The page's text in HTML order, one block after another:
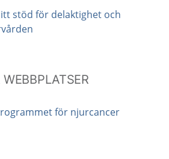
stöd för delaktighet och
för njurcancer